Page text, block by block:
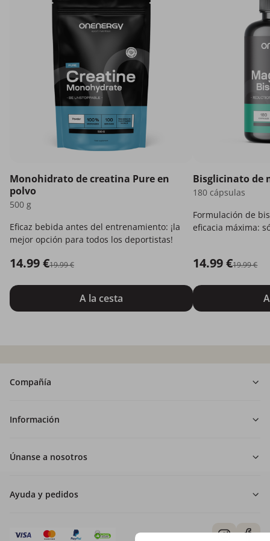
Monohidrato de creatina Pure en
polvo
500 g
Eficaz bebida antes del entrenamiento: ¡la
mejor opción para todos los deportistas!
14.99 €19.99 €
A la cesta
Bisglicinato de
180 cápsulas
Formulación de
eficacia máxima:
14.99 €19.99 €
Compañía
Información
Únanse a nosotros
Ayuda y pedidos